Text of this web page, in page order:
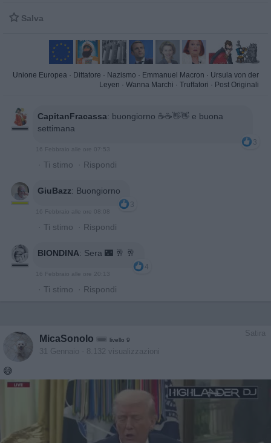
 Salva
Unione Europea · Dittatore · Nazismo · Emmanuel Macron · Ursula von der
Leyen · Wanna Marchi · Truffatori · Post Originali
CapitanFracassa: buongiorno ☕️☕️👋👋 e buona
settimana
3
16 Febbraio alle ore 07:53
· Ti stimo · Rispondi
GiuBazz: Buongiorno
3
16 Febbraio alle ore 08:08
· Ti stimo · Rispondi
BIONDINA: Sera 🌃 🥂 🥂
4
16 Febbraio alle ore 20:13
· Ti stimo · Rispondi
Satira
MicaSonoIo livello 9
31 Gennaio - 8.132 visualizzazioni
😅